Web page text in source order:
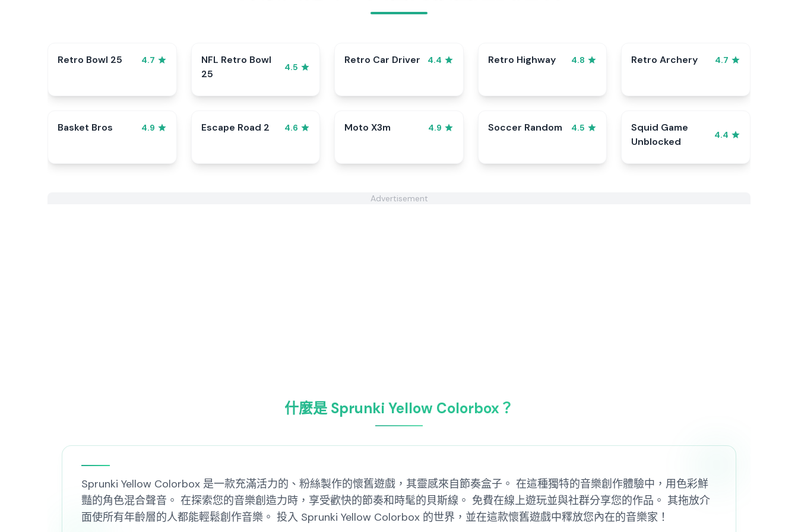
Retro Bowl 25 4.7
NFL Retro Bowl
25
4.5
Retro Car Driver 4.4 Retro Highway 4.8 Retro Archery 4.7
Basket Bros 4.9 Escape Road 2 4.6 Moto X3m 4.9 Soccer Random 4.5
Squid Game
Unblocked
4.4
Advertisement
什麼是 Sprunki Yellow Colorbox？
Sprunki Yellow Colorbox 是一款充滿活力的、粉絲製作的懷舊遊戲，其靈感來自節奏盒子。 在這種獨特的音樂創作體驗中，用色彩鮮
豔的角色混合聲音。 在探索您的音樂創造力時，享受歡快的節奏和時髦的貝斯線。 免費在線上遊玩並與社群分享您的作品。 其拖放介
面使所有年齡層的人都能輕鬆創作音樂。 投入 Sprunki Yellow Colorbox 的世界，並在這款懷舊遊戲中釋放您內在的音樂家！